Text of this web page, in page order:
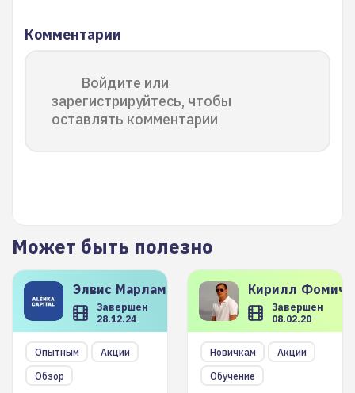
Комментарии
Войдите или
зарегистрируйтесь, чтобы
оставлять комментарии
Может быть полезно
Элвис Марламов
Завершен
28.12.24
Опытным
Акции
Обзор
Кирилл
Завершен
08.02.20
Новичкам
Акции
Обучение